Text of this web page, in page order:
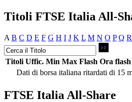
Titoli FTSE Italia All-
A B C D E F G H I J K L M N O P Q R
Titoli Uffic. Min Max Flash Ora flash
Dati di borsa italiana ritardati di 15
FTSE Italia All-Share